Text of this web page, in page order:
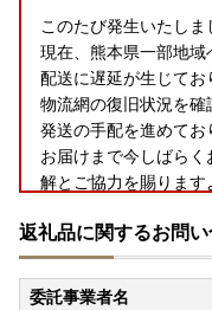
このたび発生いたしま
現在、熊本県一部地
配送に遅延が生じてお
物流網の復旧状況を
発送の手配を進めてお
お届けまで今しばら
解とご協力を賜ります
返礼品に関するお問
委託事業者名